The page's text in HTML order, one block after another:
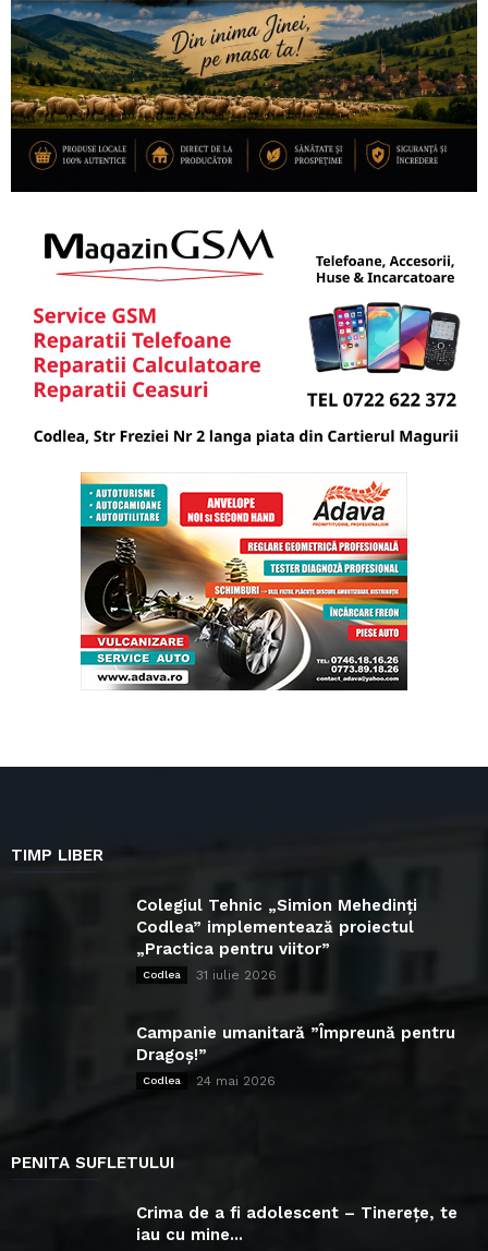
TIMP LIBER
Colegiul Tehnic „Simion Mehedinți
Codlea” implementează proiectul
„Practica pentru viitor”
Codlea 31 iulie 2026
Campanie umanitară ”Împreună pentru
Dragoș!”
Codlea 24 mai 2026
PENITA SUFLETULUI
Crima de a fi adolescent – Tinerețe, te
iau cu mine...